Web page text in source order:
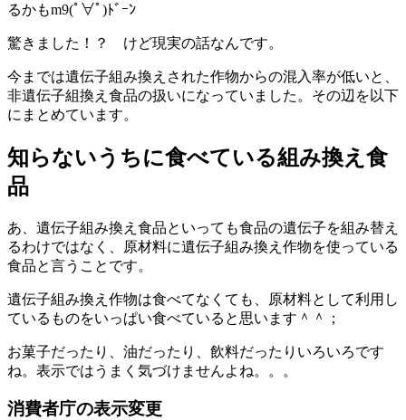
るかもm9(ﾟ∀ﾟ)ﾄﾞｰﾝ
驚きました！？ けど現実の話なんです。
今までは遺伝子組み換えされた作物からの混入率が低いと、
非遺伝子組換え食品の扱いになっていました。その辺を以下
にまとめています。
知らないうちに食べている組み換え食
品
あ、遺伝子組み換え食品といっても食品の遺伝子を組み替え
るわけではなく、原材料に遺伝子組み換え作物を使っている
食品と言うことです。
遺伝子組み換え作物は食べてなくても、原材料として利用し
ているものをいっぱい食べていると思います＾＾；
お菓子だったり、油だったり、飲料だったりいろいろです
ね。表示ではうまく気づけませんよね。。。
消費者庁の表示変更